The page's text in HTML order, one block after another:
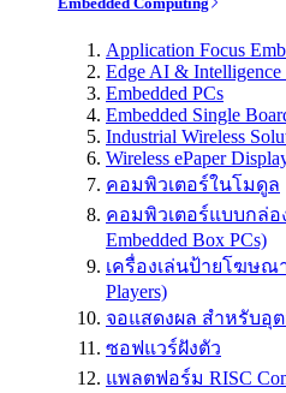
Application Focus
Edge AI & Intelligence
Embedded PCs
Embedded Single
Industrial Wireless
Wireless ePaper
คอมพิวเตอร์ในโมดูล
คอมพิวเตอร์แบบกล่อง
Embedded Box PCs)
เครื่องเล่นป้ายโฆษณ
Players)
จอแสดงผล สำหรับอุ
ซอฟแวร์ฝังตัว
แพลตฟอร์ม RISC